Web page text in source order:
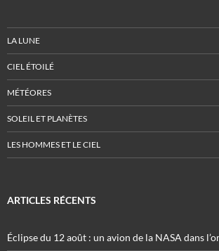
LA LUNE
CIEL ÉTOILÉ
MÉTÉORES
SOLEIL ET PLANÈTES
LES HOMMES ET LE CIEL
ARTICLES RÉCENTS
Éclipse du 12 août : un avion de la NASA dans